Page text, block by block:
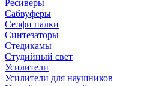
Ресиверы
Сабвуферы
Селфи палки
Синтезаторы
Стедикамы
Студийный свет
Усилители
Усилители для наушников